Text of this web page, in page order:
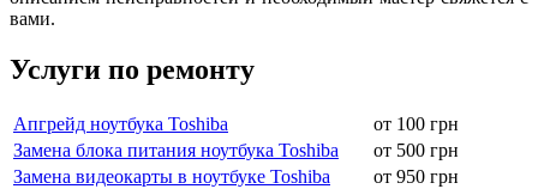
вами.
Услуги по ремонту
Апгрейд ноутбука Toshiba
от 100 грн
Замена блока питания ноутбука Toshiba
от 500 грн
Замена видеокарты в ноутбуке Toshiba
от 950 грн